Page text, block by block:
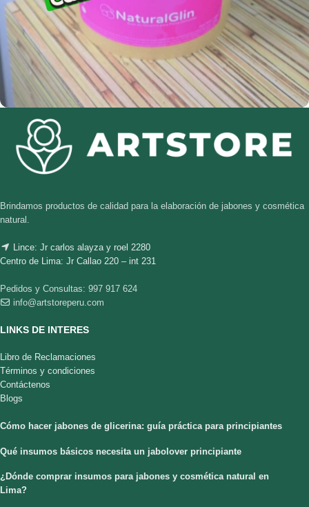
Brindamos productos de calidad para la elaboración de jabones y cosmética
natural.
Lince: Jr carlos alayza y roel 2280
Centro de Lima: Jr Callao 220 – int 231
Pedidos y Consultas: 997 917 624
info@artstoreperu.com
LINKS DE INTERES
Libro de Reclamaciones
Términos y condiciones
Contáctenos
Blogs
Cómo hacer jabones de glicerina: guía práctica para principiantes
Qué insumos básicos necesita un jabolover principiante
¿Dónde comprar insumos para jabones y cosmética natural en
Lima?